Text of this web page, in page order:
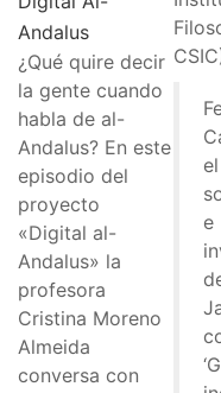
Andalus
¿Qué quire decir
la gente cuando
habla de al-
Andalus? En este
episodio del
proyecto
«Digital al-
Andalus» la
profesora
Cristina Moreno
Almeida
conversa con
el
e